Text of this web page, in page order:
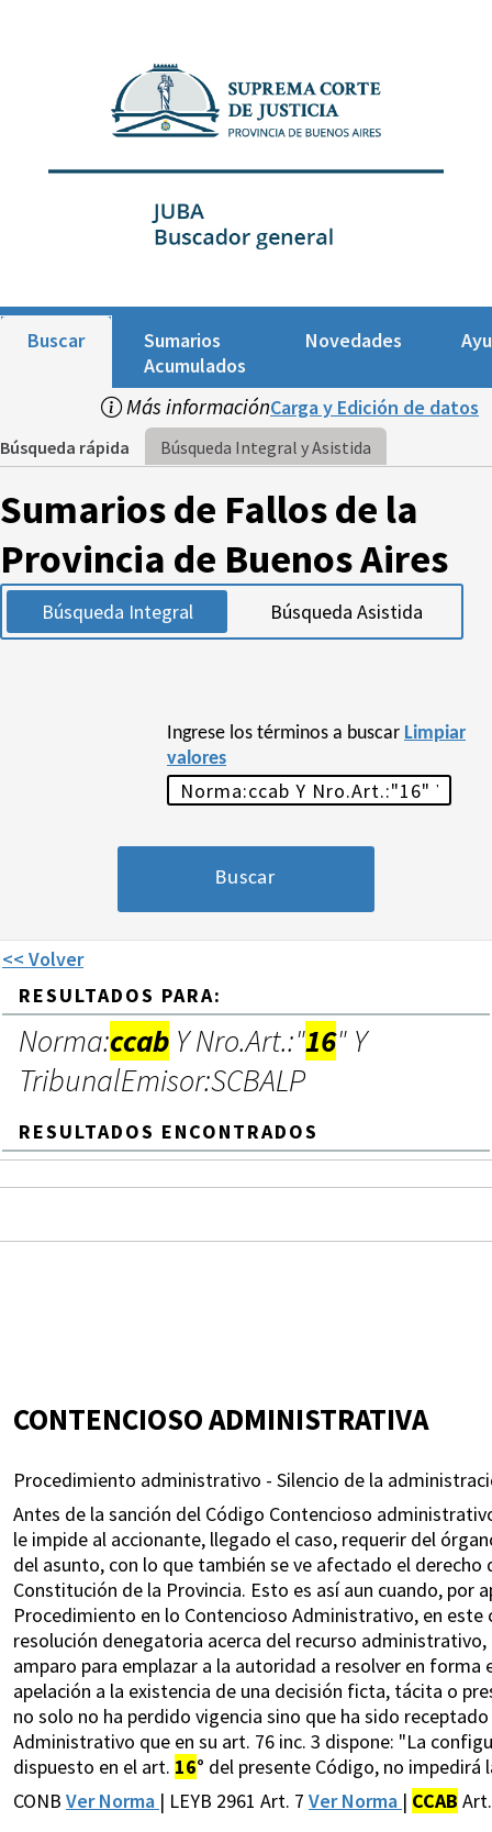
Buscar
Sumarios
Acumulados
Novedades
Más informaciónCarga y Edición de datos
Búsqueda rápida Búsqueda Integral y Asistida
Sumarios de Fallos de la
Provincia de Buenos Aires
Búsqueda Integral Búsqueda Asistida
Ingrese los términos a buscar Limpiar
valores
<< Volver
RESULTADOS PARA:
Norma:ccab Y Nro.Art.:"16" Y
TribunalEmisor:SCBALP
RESULTADOS ENCONTRADOS
CONTENCIOSO ADMINISTRATIVA
Procedimiento administrativo - Silencio de la
Antes de la sanción del Código Contencioso
le impide al accionante, llegado el caso, requerir del
del asunto, con lo que también se ve afectado el
Constitución de la Provincia. Esto es así aun cuando, por
Procedimiento en lo Contencioso Administrativo, en
resolución denegatoria acerca del recurso
amparo para emplazar a la autoridad a resolver en
apelación a la existencia de una decisión ficta, tácita o
no solo no ha perdido vigencia sino que ha sido
Administrativo que en su art. 76 inc. 3 dispone: "La
dispuesto en el art. 16° del presente Código, no impedirá
CONB Ver Norma | LEYB 2961 Art. 7 Ver Norma | CCAB